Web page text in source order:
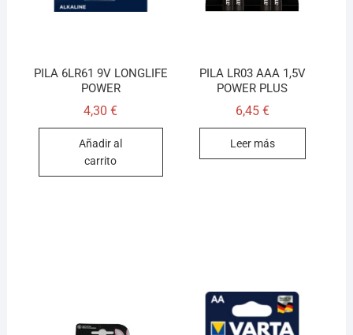
PILA 6LR61 9V LONGLIFE
POWER
4,30€
Añadir al
carrito
PILA LR03 AAA 1,5V
POWER PLUS
6,45 €
Leer más